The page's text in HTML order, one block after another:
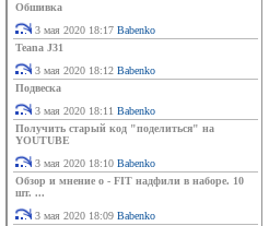
Обшивка
3 мая 2020 18:17 Babenko
Teana J31
3 мая 2020 18:12 Babenko
Подвеска
3 мая 2020 18:11 Babenko
Получить старый код "поделиться" на
YOUTUBE
3 мая 2020 18:10 Babenko
Обзор и мнение о - FIT надфили в наборе. 10
шт. ...
3 мая 2020 18:09 Babenko